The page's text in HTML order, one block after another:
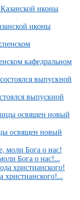
иконы
кафедральном
выпускной
освящен новый
Бога о нас!...
христианского!...